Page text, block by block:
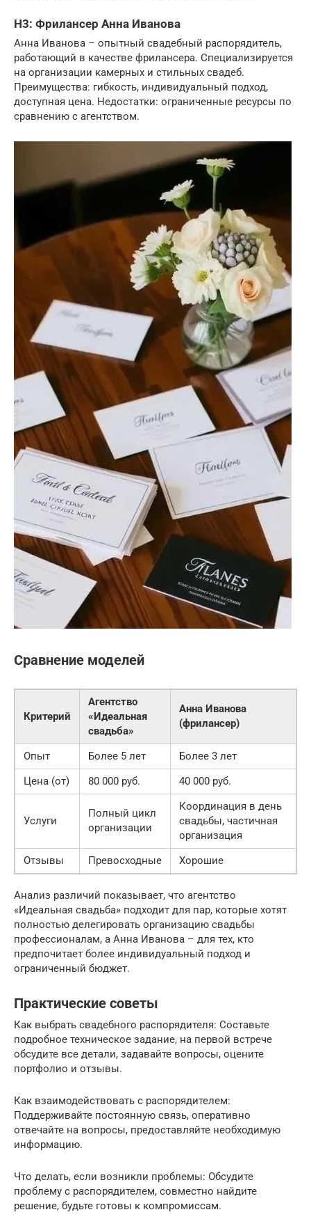
H3: Фрилансер Анна Иванова
Анна Иванова – опытный свадебный распорядитель,
работающий в качестве фрилансера. Специализируется
на организации камерных и стильных свадеб.
Преимущества: гибкость, индивидуальный подход,
доступная цена. Недостатки: ограниченные ресурсы по
сравнению с агентством.
Сравнение моделей
Критерий
Агентство
«Идеальная
свадьба»
Анна Иванова
(фрилансер)
Опыт Более 5 лет
Более 3 лет
Цена (от)
80 000 руб. 40 000 руб.
Услуги
Полный цикл
организации
Координация в день
свадьбы, частичная
организация
Отзывы
Превосходные Хорошие
Анализ различий показывает, что агентство
«Идеальная свадьба» подходит для пар, которые хотят
полностью делегировать организацию свадьбы
профессионалам, а Анна Иванова – для тех, кто
предпочитает более индивидуальный подход и
ограниченный бюджет.
Практические советы
Как выбрать свадебного распорядителя: Составьте
подробное техническое задание, на первой встрече
обсудите все детали, задавайте вопросы, оцените
портфолио и отзывы.
Как взаимодействовать с распорядителем:
Поддерживайте постоянную связь, оперативно
отвечайте на вопросы, предоставляйте необходимую
информацию.
Что делать, если возникли проблемы: Обсудите
проблему с распорядителем, совместно найдите
решение, будьте готовы к компромиссам.